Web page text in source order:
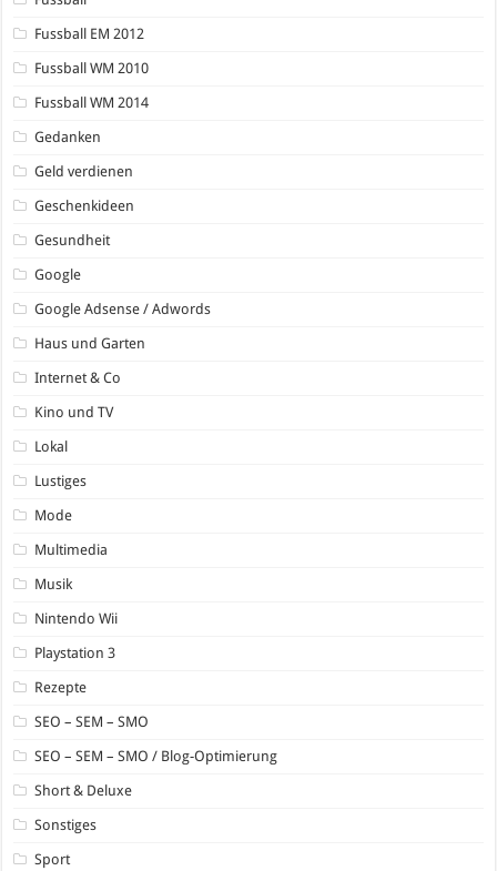
Fussball EM 2012
Fussball WM 2010
Fussball WM 2014
Gedanken
Geld verdienen
Geschenkideen
Gesundheit
Google
Google Adsense / Adwords
Haus und Garten
Internet & Co
Kino und TV
Lokal
Lustiges
Mode
Multimedia
Musik
Nintendo Wii
Playstation 3
Rezepte
SEO – SEM – SMO
SEO – SEM – SMO / Blog-Optimierung
Short & Deluxe
Sonstiges
Sport